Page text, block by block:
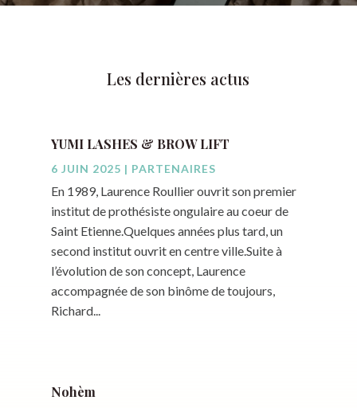
Les dernières actus
YUMI LASHES & BROW LIFT
6 JUIN 2025 | PARTENAIRES
En 1989, Laurence Roullier ouvrit son premier
institut de prothésiste ongulaire au coeur de
Saint Etienne.Quelques années plus tard, un
second institut ouvrit en centre ville.Suite à
l’évolution de son concept, Laurence
accompagnée de son binôme de toujours,
Richard...
Nohèm